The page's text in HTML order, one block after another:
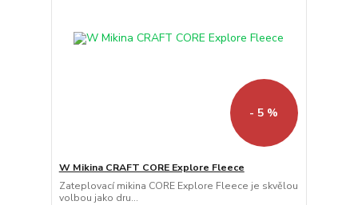
- 5 %
W Mikina CRAFT CORE Explore Fleece
Zateplovací mikina CORE Explore Fleece je skvělou
volbou jako dru...